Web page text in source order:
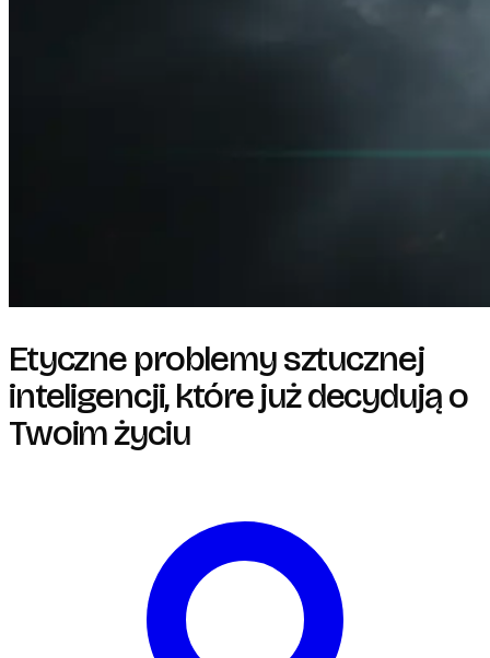
Etyczne problemy sztucznej
inteligencji, które już decydują o
Twoim życiu